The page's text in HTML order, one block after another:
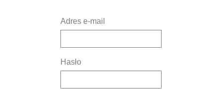
Adres e-mail
Hasło